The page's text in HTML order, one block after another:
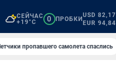
СЕЙЧАС
+19°C
0 ПРОБКИ
USD 82,17
EUR 94,84
пропавшего самолета спаслись